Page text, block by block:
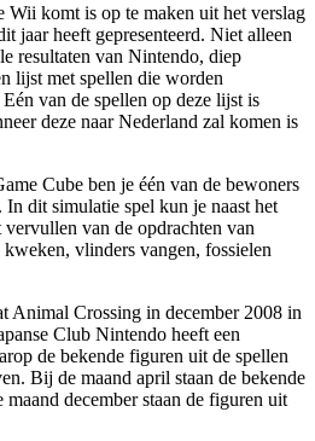
Wii komt is op te maken uit het verslag
jaar heeft gepresenteerd. Niet alleen
resultaten van Nintendo, diep
lijst met spellen die worden
van de spellen op deze lijst is
deze naar Nederland zal komen is
Cube ben je één van de bewoners
dit simulatie spel kun je naast het
van de opdrachten van
vlinders vangen, fossielen
Animal Crossing in december 2008 in
Club Nintendo heeft een
de bekende figuren uit de spellen
Bij de maand april staan de bekende
december staan de figuren uit